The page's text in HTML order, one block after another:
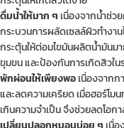
ดื่มน้ำให้มาก ๆ เนื่องจากน้ำช่ว
กระบวนการผลัดเซลล์ผิวทำงา
กระตุ้นให้ต่อมไขมันผลิตน้ำมันม
ขุมขน และป้องกันการเกิดสิวใน
พักผ่อนให้เพียงพอเนื่องจาก
และลดความเครียด เมื่อฮอร์โม
เกินความจำเป็น จึงช่วยลดโอ